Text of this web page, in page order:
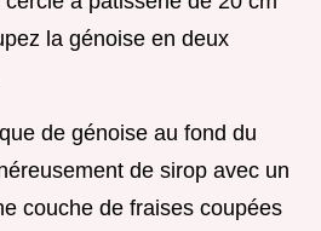
la génoise en deux
de génoise au fond du
de sirop avec un
couche de fraises coupées